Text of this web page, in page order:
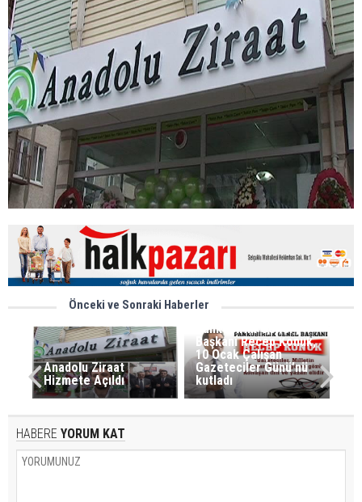
Önceki ve Sonraki Haberler
Anadolu Ziraat
Hizmete Açıldı
Pankobirlik Genel
Başkanı Recep Konuk,
10 Ocak Çalışan
Gazeteciler Günü’nü
kutladı
HABERE YORUM KAT